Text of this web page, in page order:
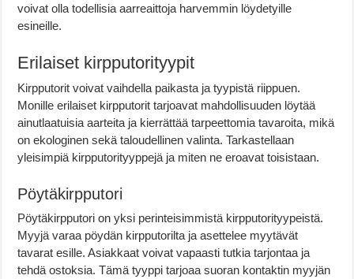
voivat olla todellisia aarreaittoja harvemmin löydetyille
esineille.
Erilaiset kirpputorityypit
Kirpputorit voivat vaihdella paikasta ja tyypistä riippuen.
Monille erilaiset kirpputorit tarjoavat mahdollisuuden löytää
ainutlaatuisia aarteita ja kierrättää tarpeettomia tavaroita, mikä
on ekologinen sekä taloudellinen valinta. Tarkastellaan
yleisimpiä kirpputorityyppejä ja miten ne eroavat toisistaan.
Pöytäkirpputori
Pöytäkirpputori on yksi perinteisimmistä kirpputorityypeistä.
Myyjä varaa pöydän kirpputorilta ja asettelee myytävät
tavarat esille. Asiakkaat voivat vapaasti tutkia tarjontaa ja
tehdä ostoksia. Tämä tyyppi tarjoaa suoran kontaktin myyjän